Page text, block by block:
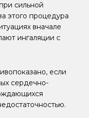
сильной
этого процедура
вначале
ингаляции с
если
сердечно-